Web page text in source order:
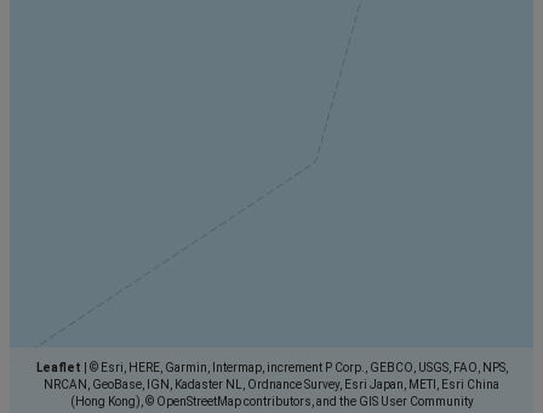
Leaflet
© Esri, HERE, Garmin, Intermap, increment P Corp., GEBCO, USGS, FAO, NPS,
NRCAN, GeoBase, IGN, Kadaster NL, Ordnance Survey, Esri Japan, METI, Esri China
(Hong Kong), © OpenStreetMap contributors, and the GIS User Community